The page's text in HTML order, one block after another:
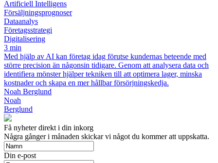
Artificiell Intelligens
Försäljningsprognoser
Dataanalys
Företagsstrategi
Digitalisering
3 min
Med hjälp av AI kan företag idag förutse kundernas beteende med
större precision än någonsin tidigare. Genom att analysera data och
identifiera mönster hjälper tekniken till att optimera lager, minska
kostnader och skapa en mer hållbar försörjningskedja.
Noah Berglund
Noah
Berglund
Få nyheter direkt i din inkorg
Några gånger i månaden skickar vi något du kommer att uppskatta.
Din e-post